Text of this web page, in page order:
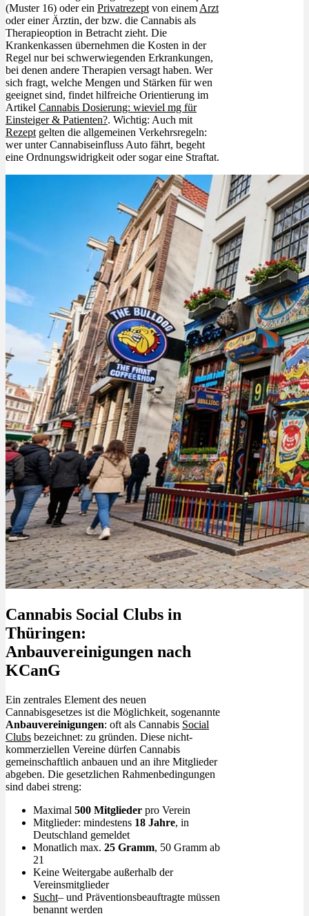
(Muster 16) oder ein Privatrezept von einem Arzt
oder einer Ärztin, der bzw. die Cannabis als
Therapieoption in Betracht zieht. Die
Krankenkassen übernehmen die Kosten in der
Regel nur bei schwerwiegenden Erkrankungen,
bei denen andere Therapien versagt haben. Wer
sich fragt, welche Mengen und Stärken für wen
geeignet sind, findet hilfreiche Orientierung im
Artikel Cannabis Dosierung: wieviel mg für
Einsteiger & Patienten?. Wichtig: Auch mit
Rezept gelten die allgemeinen Verkehrsregeln:
wer unter Cannabiseinfluss Auto fährt, begeht
eine Ordnungswidrigkeit oder sogar eine Straftat.
Cannabis Social Clubs in
Thüringen:
Anbauvereinigungen nach
KCanG
Ein zentrales Element des neuen
Cannabisgesetzes ist die Möglichkeit, sogenannte
Anbauvereinigungen: oft als Cannabis Social
Clubs bezeichnet: zu gründen. Diese nicht-
kommerziellen Vereine dürfen Cannabis
gemeinschaftlich anbauen und an ihre Mitglieder
abgeben. Die gesetzlichen Rahmenbedingungen
sind dabei streng:
Maximal 500 Mitglieder pro Verein
Mitglieder: mindestens 18 Jahre, in
Deutschland gemeldet
Monatlich max. 25 Gramm, 50 Gramm ab
21
Keine Weitergabe außerhalb der
Vereinsmitglieder
Sucht– und Präventionsbeauftragte müssen
benannt werden